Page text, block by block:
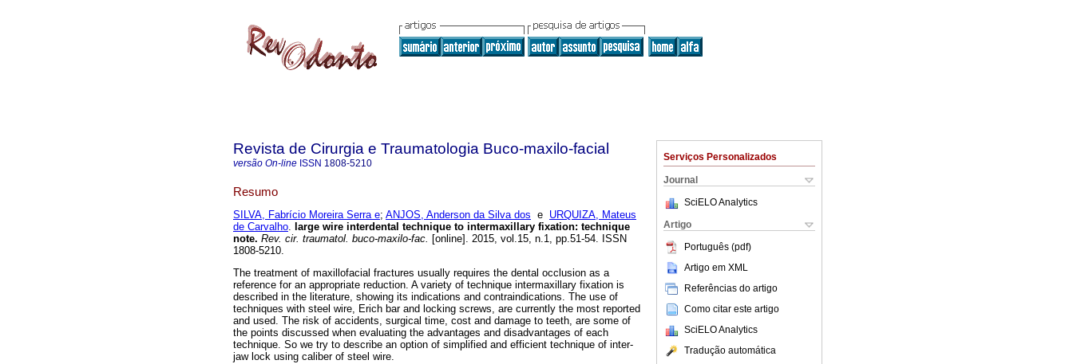
Serviços Personalizados
Journal
SciELO Analytics
Artigo
Português (pdf)
Artigo em XML
Referências do artigo
Como citar este artigo
SciELO Analytics
Tradução automática
Revista de Cirurgia e Traumatologia Buco-maxilo-facial
versão On-line ISSN 1808-5210
Resumo
SILVA, Fabrício Moreira Serra e; ANJOS, Anderson da Silva dos e URQUIZA, Mateus
de Carvalho. large wire interdental technique to intermaxillary fixation: technique
note. Rev. cir. traumatol. buco-maxilo-fac. [online]. 2015, vol.15, n.1, pp.51-54. ISSN
1808-5210.
The treatment of maxillofacial fractures usually requires the dental occlusion as a
reference for an appropriate reduction. A variety of technique intermaxillary fixation is
described in the literature, showing its indications and contraindications. The use of
techniques with steel wire, Erich bar and locking screws, are currently the most reported
and used. The risk of accidents, surgical time, cost and damage to teeth, are some of
the points discussed when evaluating the advantages and disadvantages of each
technique. So we try to describe an option of simplified and efficient technique of inter-
jaw lock using caliber of steel wire.